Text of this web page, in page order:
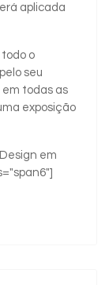
aplicada
o
seu
todas as
exposição
em